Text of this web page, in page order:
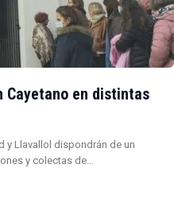
Cayetano en distintas
y Llavallol dispondrán de un
y colectas de…